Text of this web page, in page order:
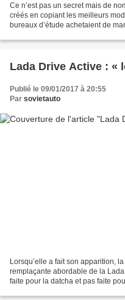
Ce n’est pas un secret mais de
créés en copiant les meilleurs
bureaux d’étude achetaient de
Lada Drive Active : «
Publié le 09/01/2017 à 20:55
Par sovietauto
Lorsqu’elle a fait son apparition,
remplaçante abordable de la Lada
faite pour la datcha et pas faite